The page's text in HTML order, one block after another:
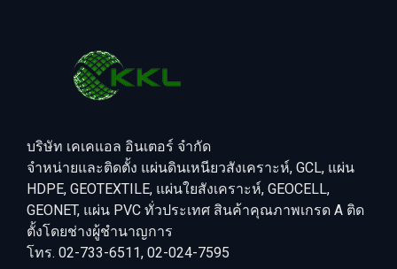
บริษัท เคเคแอล อินเตอร์ จำกัด
จำหน่ายและติดตั้ง แผ่นดินเหนียวสังเคราะห์, GCL, แผ่น
HDPE, GEOTEXTILE, แผ่นใยสังเคราะห์, GEOCELL,
GEONET, แผ่น PVC ทั่วประเทศ สินค้าคุณภาพเกรด A ติด
ตั้งโดยช่างผู้ชำนาญการ
โทร. 02-733-6511, 02-024-7595